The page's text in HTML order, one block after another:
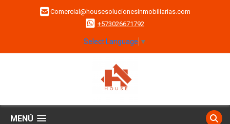
Comercial@housesolucionesinmobiliarias.com
+573026671792
Select Language ▼
MENÚ